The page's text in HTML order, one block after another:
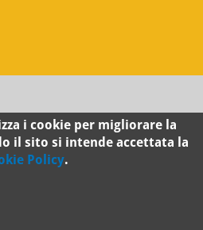
i cookie per migliorare la
il sito si intende accettata la
Policy.